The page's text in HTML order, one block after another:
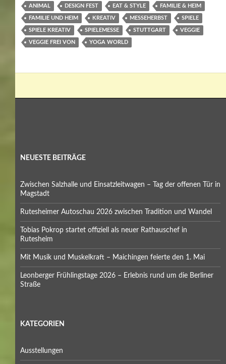
ANIMAL DESIGN FEST EAT & STYLE FAMILIE & HEIM
FAMILIE UND HEIM KREATIV MESSEHERBST SPIELE
SPIELE KREATIV SPIELEMESSE STUTTGART VEGGIE
VEGGIE FREI VON YOGA WORLD
NEUESTE BEITRÄGE
Zwischen Salzhalle und Einsatzleitwagen – Tag der offenen Tür in
Magstadt
Rutesheimer Autoschau 2026 zwischen Tradition und Wandel
Tobias Pokrop startet offiziell als neuer Rathauschef in
Rutesheim
Mit Musik und Muskelkraft – Maichingen feierte den 1. Mai
Leonberger Frühlingstage 2026 – Erlebnis rund um die Berliner
Straße
KATEGORIEN
Ausstellungen